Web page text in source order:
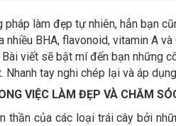
pháp làm đẹp tự nhiên, hẳn bạn
nhiều BHA, flavonoid, vitamin A
Bài viết sẽ bật mí đến bạn những
Nhanh tay nghi chép lại và áp
VIỆC LÀM ĐẸP VÀ CHĂM
thần của các loại trái cây bởi